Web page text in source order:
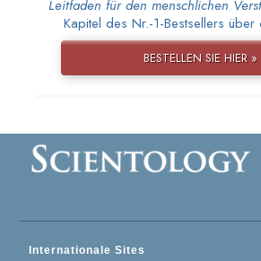
Leitfaden für den menschlichen
Kapitel des Nr.-1-Bestsellers über
BESTELLEN SIE HIER »
Internationale Sites